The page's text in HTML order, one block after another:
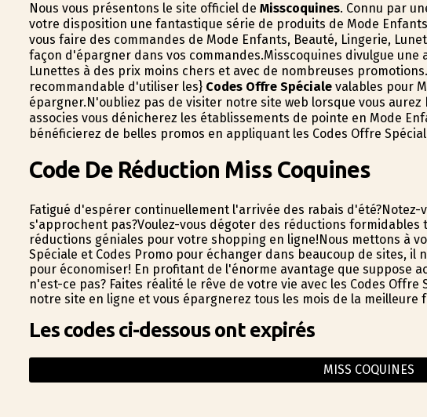
Nous vous présentons le site officiel de Misscoquines. Connu par
votre disposition une fantastique série de produits de Mode
vous faire des commandes de Mode Enfants, Beauté, Lingerie,
façon d'épargner dans vos commandes.Misscoquines divulgue une
Lunettes à des prix moins chers et avec de nombreuses
recommandable d'utiliser les} Codes Offre Spécialevalables pour
épargner.N'oubliez pas de visiter notre site web lorsque vous aurez
associes vous dénicherez les établissements de pointe en Mode
bénéficierez de belles promos en appliquant les Codes Offre
Code De Réduction Miss Coquines
Fatigué d'espérer continuellement l'arrivée des rabais
s'approchent pas?Voulez-vous dégoter des réductions formidables
réductions géniales pour votre shopping en ligne!Nous mettons à
Spéciale et Codes Promo pour échanger dans beaucoup de sites,
pour économiser! En profitant de l'énorme avantage que suppose
n'est-ce pas? Faites réalité le rêve de votre vie avec les Codes
notre site en ligne et vous épargnerez tous les mois de la meilleure
Les codes ci-dessous ont expirés
MISS COQUINES